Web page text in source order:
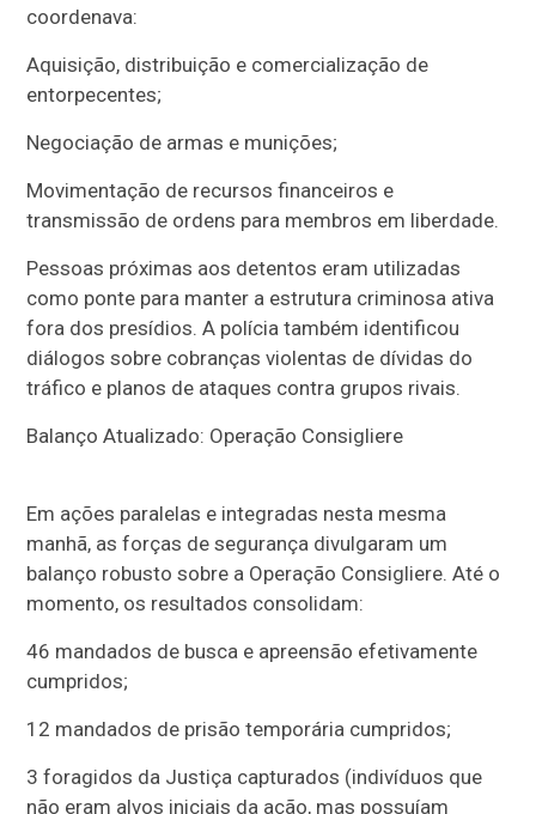
coordenava:
Aquisição, distribuição e comercialização de
entorpecentes;
Negociação de armas e munições;
Movimentação de recursos financeiros e
transmissão de ordens para membros em liberdade.
Pessoas próximas aos detentos eram utilizadas
como ponte para manter a estrutura criminosa ativa
fora dos presídios. A polícia também identificou
diálogos sobre cobranças violentas de dívidas do
tráfico e planos de ataques contra grupos rivais.
Balanço Atualizado: Operação Consigliere
Em ações paralelas e integradas nesta mesma
manhã, as forças de segurança divulgaram um
balanço robusto sobre a Operação Consigliere. Até o
momento, os resultados consolidam:
46 mandados de busca e apreensão efetivamente
cumpridos;
12 mandados de prisão temporária cumpridos;
3 foragidos da Justiça capturados (indivíduos que
não eram alvos iniciais da ação, mas possuíam